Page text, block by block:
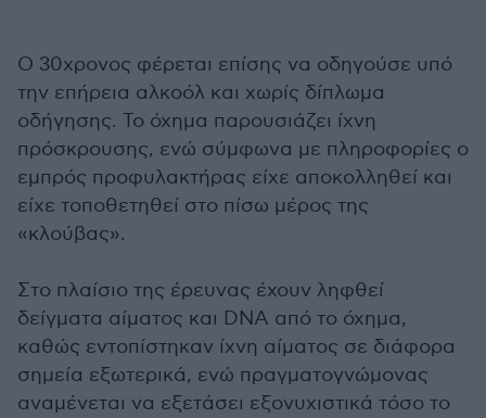
Ο 30χρονος φέρεται επίσης να οδηγούσε υπό
την επήρεια αλκοόλ και χωρίς δίπλωμα
οδήγησης. Το όχημα παρουσιάζει ίχνη
πρόσκρουσης, ενώ σύμφωνα με πληροφορίες ο
εμπρός προφυλακτήρας είχε αποκολληθεί και
είχε τοποθετηθεί στο πίσω μέρος της
«κλούβας».
Στο πλαίσιο της έρευνας έχουν ληφθεί
δείγματα αίματος και DNA από το όχημα,
καθώς εντοπίστηκαν ίχνη αίματος σε διάφορα
σημεία εξωτερικά, ενώ πραγματογνώμονας
αναμένεται να εξετάσει εξονυχιστικά τόσο το